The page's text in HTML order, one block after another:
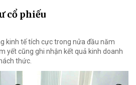
cổ phiếu
kinh tế tích cực trong nửa đầu năm
yết cũng ghi nhận kết quả kinh doanh
thức.